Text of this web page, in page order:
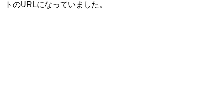
トのURLになっていました。